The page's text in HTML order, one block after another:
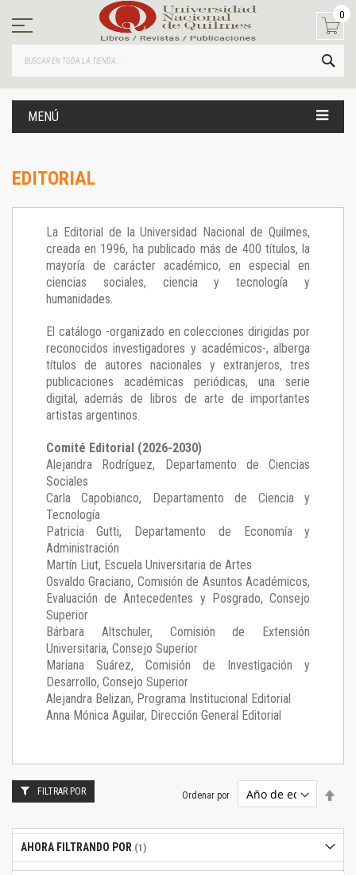
contenido
0
MENÚ
EDITORIAL
La Editorial de la Universidad Nacional de Quilmes,
creada en 1996, ha publicado más de 400 títulos, la
mayoría de carácter académico, en especial en
ciencias sociales, ciencia y tecnología y
humanidades.
El catálogo -organizado en colecciones dirigidas por
reconocidos investigadores y académicos-, alberga
títulos de autores nacionales y extranjeros, tres
publicaciones académicas periódicas, una serie
digital, además de libros de arte de importantes
artistas argentinos.
Comité Editorial (2026-2030)
Alejandra Rodríguez, Departamento de Ciencias
Sociales
Carla Capobianco, Departamento de Ciencia y
Tecnología
Patricia Gutti, Departamento de Economía y
Administración
Martín Liut, Escuela Universitaria de Artes
Osvaldo Graciano, Comisión de Asuntos Académicos,
Evaluación de Antecedentes y Posgrado, Consejo
Superior
Bárbara Altschuler, Comisión de Extensión
Universitaria, Consejo Superior
Mariana Suárez, Comisión de Investigación y
Desarrollo, Consejo Superior
Alejandra Belizan, Programa Institucional Editorial
Anna Mónica Aguilar, Dirección General Editorial
Ordenar por
FILTRAR POR
AHORA FILTRANDO POR